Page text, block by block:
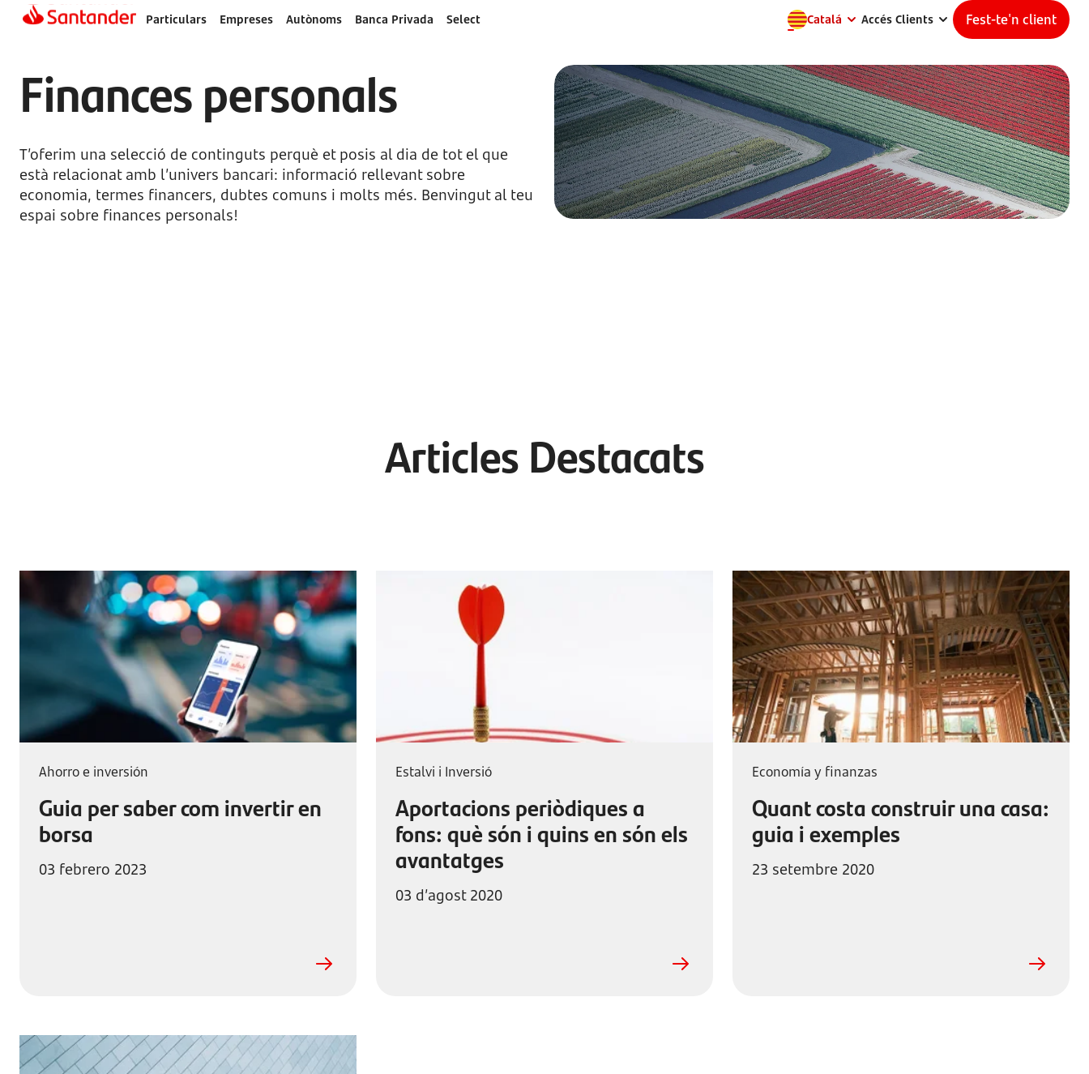
Particulars Empreses Autònoms Banca Privada Select Catalá Accés Clients Fest-te'n client
Finances personals
T’oferim una selecció de continguts perquè et posis al dia de tot el que
està relacionat amb l’univers bancari: informació rellevant sobre
economia, termes financers, dubtes comuns i molts més. Benvingut al teu
espai sobre finances personals!
Articles Destacats
Ahorro e inversión
Guia per saber com invertir en
borsa
03 febrero 2023
Estalvi i Inversió
Aportacions periòdiques a
fons: què són i quins en són els
avantatges
03 d’agost 2020
Economía y finanzas
Quant costa construir una casa:
guia i exemples
23 setembre 2020